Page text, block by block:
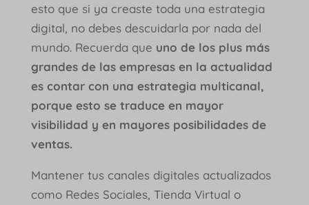
esto que si ya creaste toda una estrategia
digital, no debes descuidarla por nada del
mundo. Recuerda que uno de los plus más
grandes de las empresas en la actualidad
es contar con una estrategia multicanal,
porque esto se traduce en mayor
visibilidad y en mayores posibilidades de
ventas.
Mantener tus canales digitales actualizados
como Redes Sociales, Tienda Virtual o